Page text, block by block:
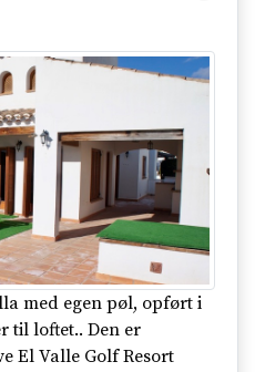
med egen pøl, opført i
til loftet.. Den er
El Valle Golf Resort